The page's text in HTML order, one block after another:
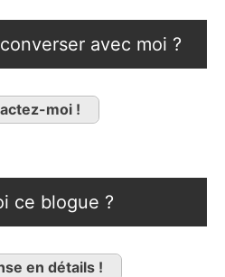
avec moi ?
moi !
ce blogue ?
en détails !